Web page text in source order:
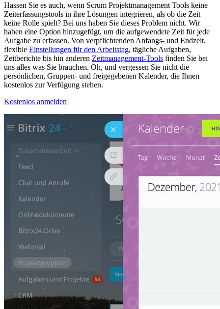
Hassen Sie es auch, wenn Scrum Projektmanagement Tools keine
Zeiterfassungstools in ihre Lösungen integrieren, als ob die Zeit
keine Rolle spielt? Bei uns haben Sie dieses Problem nicht. Wir
haben eine Option hinzugefügt, um die aufgewendete Zeit für jede
Aufgabe zu erfassen. Von verpflichtenden Anfangs- und Endzeit,
flexible Einstellungen für den Arbeitstag, tägliche Aufgaben,
Zeitberichte bis hin anderen Zeitmanagement-Tools finden Sie bei
uns alles was Sie brauchen. Oh, und vergessen Sie nicht die
persönlichen, Gruppen- und freigegebenen Kalender, die Ihnen
kostenlos zur Verfügung stehen.
Kostenlos anmelden